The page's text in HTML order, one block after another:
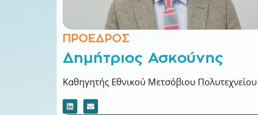
ΠΡΟΕΔΡΟΣ
Δημήτριος Ασκούνης
Καθηγητής Εθνικού Μετσόβιου Πολυτεχνείου
Βιογραφικό